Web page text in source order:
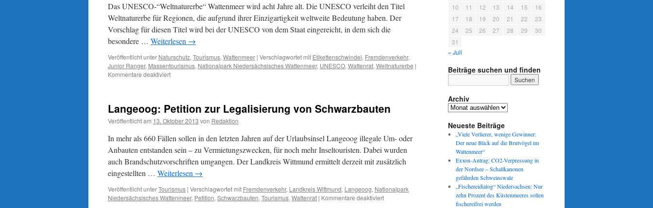
Das UNESCO-“Weltnaturerbe“ Wattenmeer wird acht Jahre alt. Die UNESCO verleiht den Titel
Weltnaturerbe für Regionen, die aufgrund ihrer Einzigartigkeit weltweite Bedeutung haben. Der
Vorschlag für diesen Titel wird bei der UNESCO von dem Staat eingereicht, in dem sich die
besondere … Weiterlesen →
Veröffentlicht unter Naturschutz, Tourismus, Wattenmeer | Verschlagwortet mit Etikettenschwindel, Fremdenverkehr,
Junior Ranger, Massentourismus, Nationalpark Niedersächsisches Wattenmeer, UNESCO, Wattenrat, Weltnaturerbe |
Kommentare deaktiviertfür
Wattenmeer
–
Kinderkram?
Langeoog: Petition zur Legalisierung von Schwarzbauten
Veröffentlicht am 13. Oktober 2013 von Redaktion
In mehr als 660 Fällen sollen in den letzten Jahren auf der Urlaubsinsel Langeoog illegale Um- oder
Anbauten entstanden sein – zu Vermietungszwecken, für noch mehr Inseltouristen. Dabei wurden
auch Brandschutzvorschriften umgangen. Der Landkreis Wittmund ermittelt derzeit mit zusätzlich
eingestellten … Weiterlesen →
Veröffentlicht unterTourismus | Verschlagwortet mit Fremdenverkehr, Landkreis Wittmund, Langeoog, Nationalpark
Niedersächsisches Wattenmeer, Petition, Schwarzbauten, Tourismus, Wattenrat | Kommentare deaktiviertfür
10
11 12 13 14 15
16
17
18 19 20 21 22
23
24
25 26 27 28 29
30
31
« Juli
Beiträge suchen und finden
Archiv
Archiv
Neueste Beiträge
„Viele Verlierer, wenige Gewinner:
Der neue Blick auf die Brutvögel im
Wattenmeer“
Exxon-Antrag: CO2-Verpressung in
der Nordsee – Schallkanonen
gefährden Schweinswale
„Fischereidialog“ Niedersachsen: Nur
zehn Prozent des Küstenmeeres sollen
fischereifrei werden